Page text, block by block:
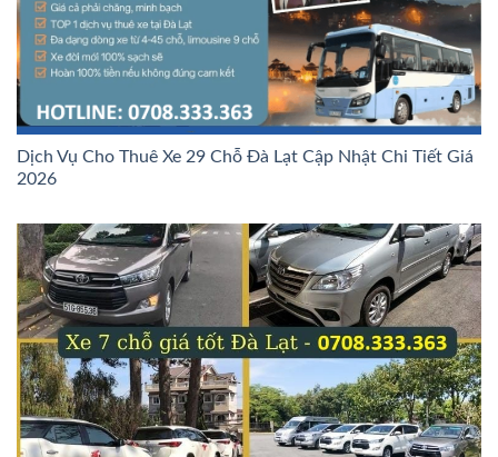
Dịch Vụ Cho Thuê Xe 29 Chỗ Đà Lạt Cập Nhật Chi Tiết Giá
2026